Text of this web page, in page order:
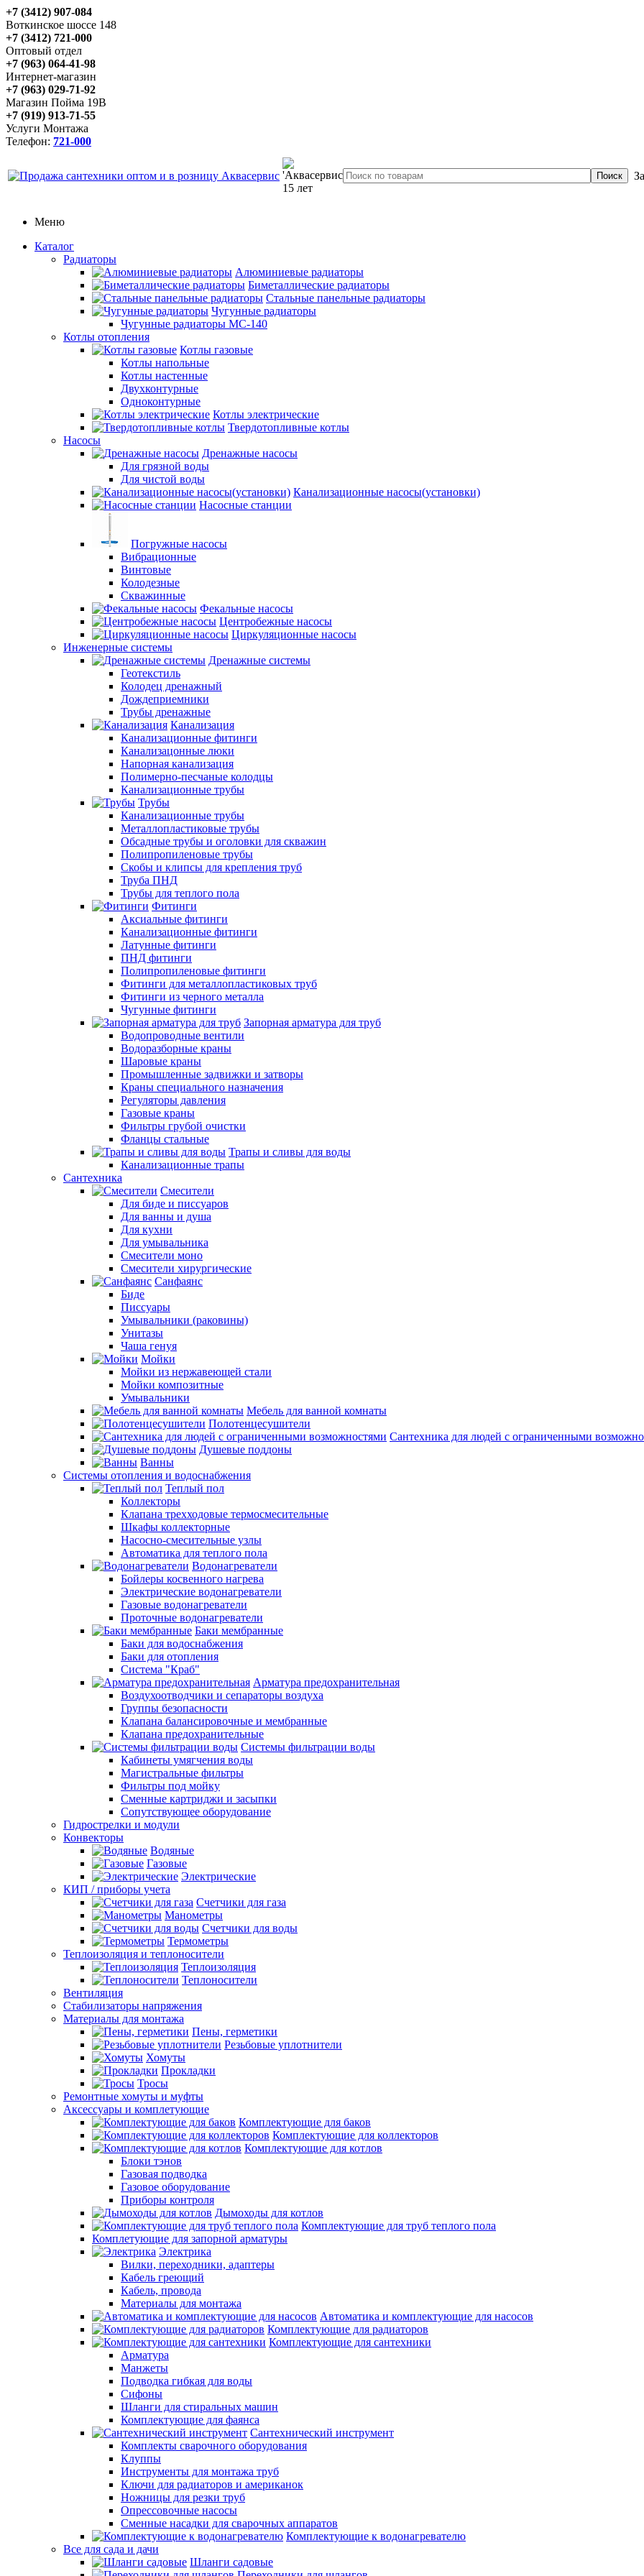
+7 (3412) 907-084
Воткинское шоссе 148
+7 (3412) 721-000
Оптовый отдел
+7 (963) 064-41-98
Интернет-магазин
+7 (963) 029-71-92
Магазин Пойма 19В
+7 (919) 913-71-55
Услуги Монтажа
Телефон: 721-000
Меню
Каталог
Радиаторы
Алюминиевые радиаторы
Биметаллические радиаторы
Стальные панельные радиаторы
Чугунные радиаторы
Чугунные радиаторы МС-140
Котлы отопления
Котлы газовые
Котлы напольные
Котлы настенные
Двухконтурные
Одноконтурные
Котлы электрические
Твердотопливные котлы
Насосы
Дренажные насосы
Для грязной воды
Для чистой воды
Канализационные насосы(установки)
Насосные станции
Погружные насосы
Вибрационные
Винтовые
Колодезные
Скважинные
Фекальные насосы
Центробежные насосы
Циркуляционные насосы
Инженерные системы
Дренажные системы
Геотекстиль
Колодец дренажный
Дождеприемники
Трубы дренажные
Канализация
Канализационные фитинги
Канализацонные люки
Напорная канализация
Полимерно-песчаные колодцы
Канализационные трубы
Трубы
Канализационные трубы
Металлопластиковые трубы
Обсадные трубы и оголовки для скважин
Полипропиленовые трубы
Скобы и клипсы для крепления труб
Труба ПНД
Трубы для теплого пола
Фитинги
Аксиальные фитинги
Канализационные фитинги
Латунные фитинги
ПНД фитинги
Полипропиленовые фитинги
Фитинги для металлопластиковых труб
Фитинги из черного металла
Чугунные фитинги
Запорная арматура для труб
Водопроводные вентили
Водоразборные краны
Шаровые краны
Промышленные задвижки и затворы
Краны специального назначения
Регуляторы давления
Газовые краны
Фильтры грубой очистки
Фланцы стальные
Трапы и сливы для воды
Канализационные трапы
Сантехника
Смесители
Для биде и писсуаров
Для ванны и душа
Для кухни
Для умывальника
Смесители моно
Смесители хирургические
Санфаянс
Биде
Писсуары
Умывальники (раковины)
Унитазы
Чаша генуя
Мойки
Мойки из нержавеющей стали
Мойки композитные
Умывальники
Мебель для ванной комнаты
Полотенцесушители
Сантехника для людей с ограниченными
Душевые поддоны
Ванны
Системы отопления и водоснабжения
Теплый пол
Коллекторы
Клапана трехходовые термосмесительные
Шкафы коллекторные
Насосно-смесительные узлы
Автоматика для теплого пола
Водонагреватели
Бойлеры косвенного нагрева
Электрические водонагреватели
Газовые водонагреватели
Проточные водонагреватели
Баки мембранные
Баки для водоснабжения
Баки для отопления
Система "Краб"
Арматура предохранительная
Воздухоотводчики и сепараторы воздуха
Группы безопасности
Клапана балансировочные и мембранные
Клапана предохранительные
Системы фильтрации воды
Кабинеты умягчения воды
Магистральные фильтры
Фильтры под мойку
Сменные картриджи и засыпки
Сопутствующее оборудование
Гидрострелки и модули
Конвекторы
Водяные
Газовые
Электрические
КИП / приборы учета
Счетчики для газа
Манометры
Счетчики для воды
Термометры
Теплоизоляция и теплоносители
Теплоизоляция
Теплоносители
Вентиляция
Стабилизаторы напряжения
Материалы для монтажа
Пены, герметики
Резьбовые уплотнители
Хомуты
Прокладки
Тросы
Ремонтные хомуты и муфты
Аксессуары и комплетующие
Комплектующие для баков
Комплектующие для коллекторов
Комплектующие для котлов
Блоки тэнов
Газовая подводка
Газовое оборудование
Приборы контроля
Дымоходы для котлов
Комплектующие для труб теплого пола
Комплетующие для запорной арматуры
Электрика
Вилки, переходники, адаптеры
Кабель греющий
Кабель, провода
Материалы для монтажа
Автоматика и комплектующие для насосов
Комплектующие для радиаторов
Комплектующие для сантехники
Арматура
Манжеты
Подводка гибкая для воды
Сифоны
Шланги для стиральных машин
Комплектующие для фаянса
Сантехнический инструмент
Комплекты сварочного оборудования
Клуппы
Инструменты для монтажа труб
Ключи для радиаторов и американок
Ножницы для резки труб
Опрессовочные насосы
Сменные насадки для сварочных аппаратов
Комплектующие к водонагревателю
Все для сада и дачи
Шланги садовые